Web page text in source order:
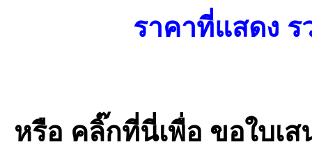
ราคาที่แสดง
หรือ คลิ๊กที่นี่เพื่อ ขอใบเ